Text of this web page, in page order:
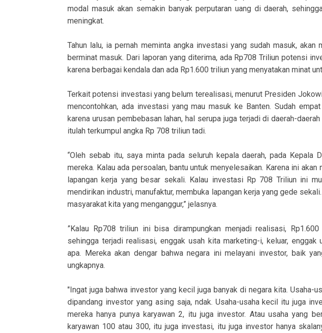
modal masuk akan semakin banyak perputaran uang di daerah,
meningkat.
Tahun lalu, ia pernah meminta angka investasi yang sudah masuk, akan
berminat masuk. Dari laporan yang diterima, ada Rp708 Triliun potensi
karena berbagai kendala dan ada Rp1.600 triliun yang menyatakan minat
Terkait potensi investasi yang belum terealisasi, menurut Presiden
mencontohkan, ada investasi yang mau masuk ke Banten. Sudah
karena urusan pembebasan lahan, hal serupa juga terjadi di daerah-
itulah terkumpul angka Rp 708 triliun tadi.
“Oleh sebab itu, saya minta pada seluruh kepala daerah, pada Kepala
mereka. Kalau ada persoalan, bantu untuk menyelesaikan. Karena ini akan
lapangan kerja yang besar sekali. Kalau investasi Rp 708 Triliun ini
mendirikan industri, manufaktur, membuka lapangan kerja yang gede
masyarakat kita yang menganggur,” jelasnya.
”Kalau Rp708 triliun ini bisa dirampungkan menjadi realisasi,
sehingga terjadi realisasi, enggak usah kita marketing-i, keluar, enggak
apa. Mereka akan dengar bahwa negara ini melayani investor, baik
ungkapnya.
"Ingat juga bahwa investor yang kecil juga banyak di negara kita. Usaha-
dipandang investor yang asing saja, ndak. Usaha-usaha kecil itu juga
mereka hanya punya karyawan 2, itu juga investor. Atau usaha yang
karyawan 100 atau 300, itu juga investasi, itu juga investor hanya